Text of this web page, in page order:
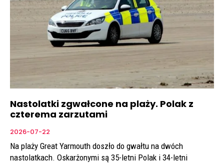
Nastolatki zgwałcone na plaży. Polak z
czterema zarzutami
2026-07-22
Na plaży Great Yarmouth doszło do gwałtu na dwóch
nastolatkach. Oskarżonymi są 35-letni Polak i 34-letni